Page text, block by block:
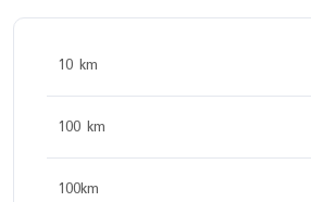
10 km
100 km
100km